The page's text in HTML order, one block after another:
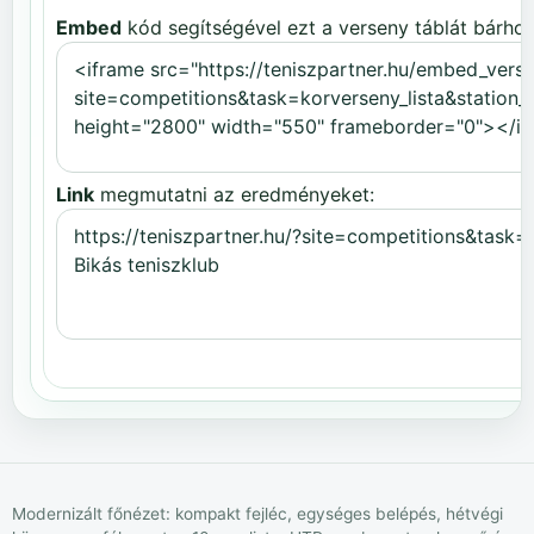
Embed kód segítségével ezt a verseny táblát
Link megmutatni az eredményeket:
Modernizált főnézet: kompakt fejléc, egységes belépés, hétvégi